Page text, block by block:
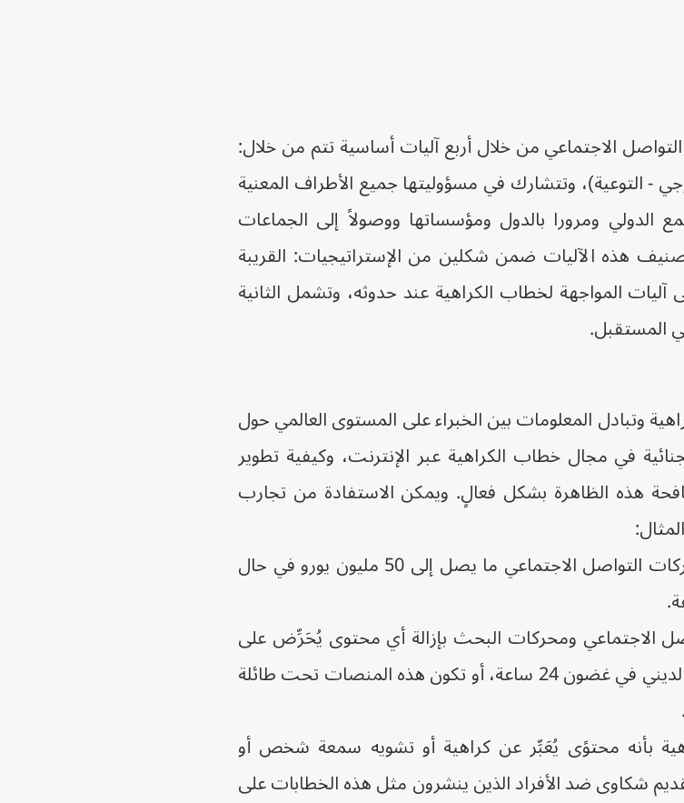
الاجتماعي من خلال أربع آليات أساسية تتم من خلال:
- التوعية)، وتتشارك في مسؤوليتها جميع الأطراف المعنية
الدولي ومرورا بالدول ومؤسساتها ووصولاً إلى الجماعات
هذه الآليات ضمن شكلين من الإستراتيجيات: القريبة
المواجهة لخطاب الكراهية عند حدوثه، وتشمل الثانية
المستقبل.
وتبادل المعلومات بين الخبراء على المستوى العالمي حول
في مجال خطاب الكراهية عبر الإنترنت، وكيفية تطوير
هذه الظاهرة بشكل فعالٍ. ويمكن الاستفادة من تجارب
- وضعت ألمانيا قانونًا من شأنه تغريم شركات التواصل الاجتماعي ما يصل إلى 50 مليون يورو في حال
الاجتماعي ومحركات البحث بإزالة أي محتوى يُحَرِّض على
الكراهية، والعنف، والعنصرية، والتعصب الديني في غضون 24 ساعة، أو تكون هذه المنصات تحت طائلة
بأنه محتوًى يُعَبِّر عن كراهية أو تشويه سمعة شخص أو
شكاوى ضد الأفراد الذين ينشرون مثل هذه الخطابات على